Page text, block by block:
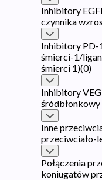
Inhibitory
czynnika
Inhibitory PD-
śmierci-1/
śmierci 1)(0)
Inhibitory
Inne
przeciwciało-
Połączenia
koniugatów